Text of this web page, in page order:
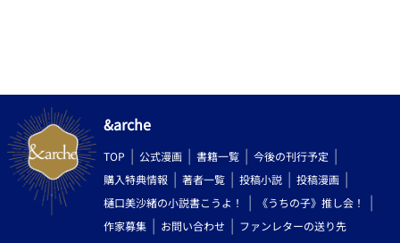
&arche
TOP 公式漫画 書籍一覧
今後の刊行予定
購入特典情報
著者一覧 投稿小説
投稿漫画
樋口美沙緒の小説書こうよ！
《うちの子》推し会！
作家募集
お問い合わせ ファンレターの送り先